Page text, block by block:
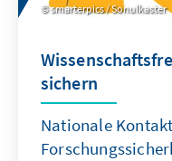
smarterpics / Sonulkaster
sichern
Nationale